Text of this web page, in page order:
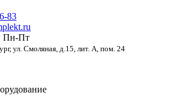
83
Пн-Пт
ул. Смоляная, д.15, лит. А, пом. 24